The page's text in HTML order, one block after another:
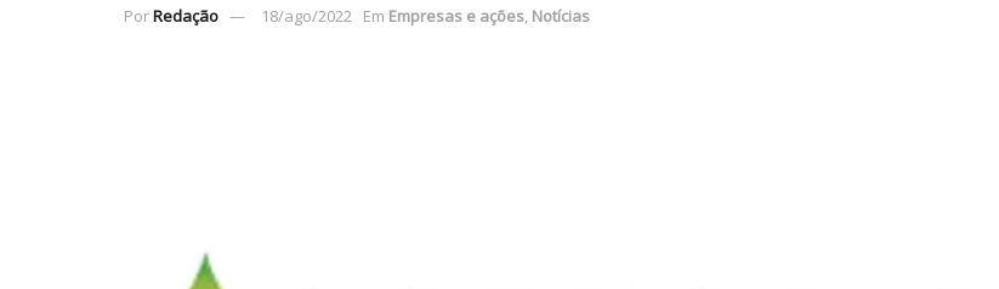
PorRedação 18/ago/2022 Em Empresas e ações, Notícias